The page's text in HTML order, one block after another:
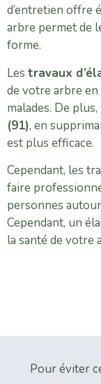
d’entretien offre
arbre permet de
forme.
Les travaux
de votre arbre en
malades. De
(91), en
est plus efficace.
Cependant, les
faire
personnes
Cependant, un
la santé de votre
Pour éviter